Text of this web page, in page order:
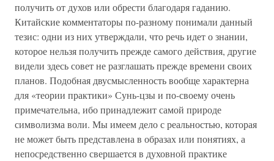
получить от духов или обрести благодаря гаданию.
Китайские комментаторы по-разному понимали данный
тезис: одни из них утверждали, что речь идет о знании,
которое нельзя получить прежде самого действия, другие
видели здесь совет не разглашать прежде времени своих
планов. Подобная двусмысленность вообще характерна
для «теории практики» Сунь-цзы и по-своему очень
примечательна, ибо принадлежит самой природе
символизма воли. Мы имеем дело с реальностью, которая
не может быть представлена в образах или понятиях, а
непосредственно свершается в духовной практике